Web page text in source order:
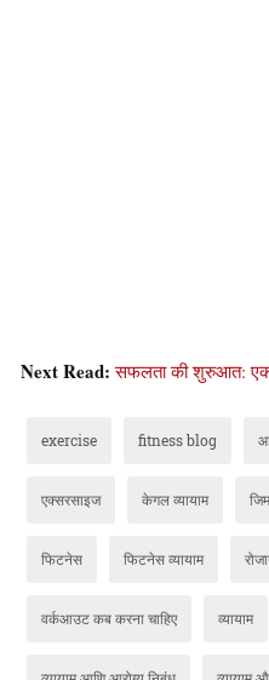
Next Read:सफलता की शुरुआत: एक
exercise fitness blog
एक्सरसाइज केगल व्यायाम जिम
फिटनेस फिटनेस व्यायाम
वर्कआउट कब करना चाहिए व्यायाम